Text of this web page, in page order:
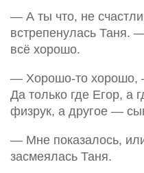
— А ты что, не
встрепенулась Таня.
всё хорошо.
— Хорошо-то хорошо,
Да только где Егор, а
физрук, а другое —
— Мне показалось,
засмеялась Таня.